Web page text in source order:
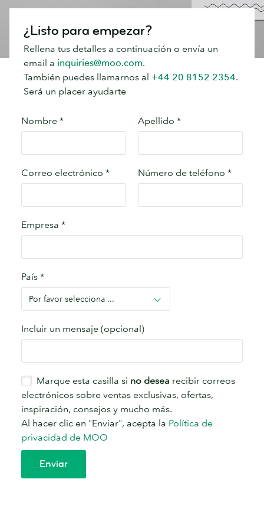
¿Listo para empezar?
Rellena tus detalles a continuación o envía un
email a inquiries@moo.com.
También puedes llamarnos al +44 20 8152 2354.
Será un placer ayudarte